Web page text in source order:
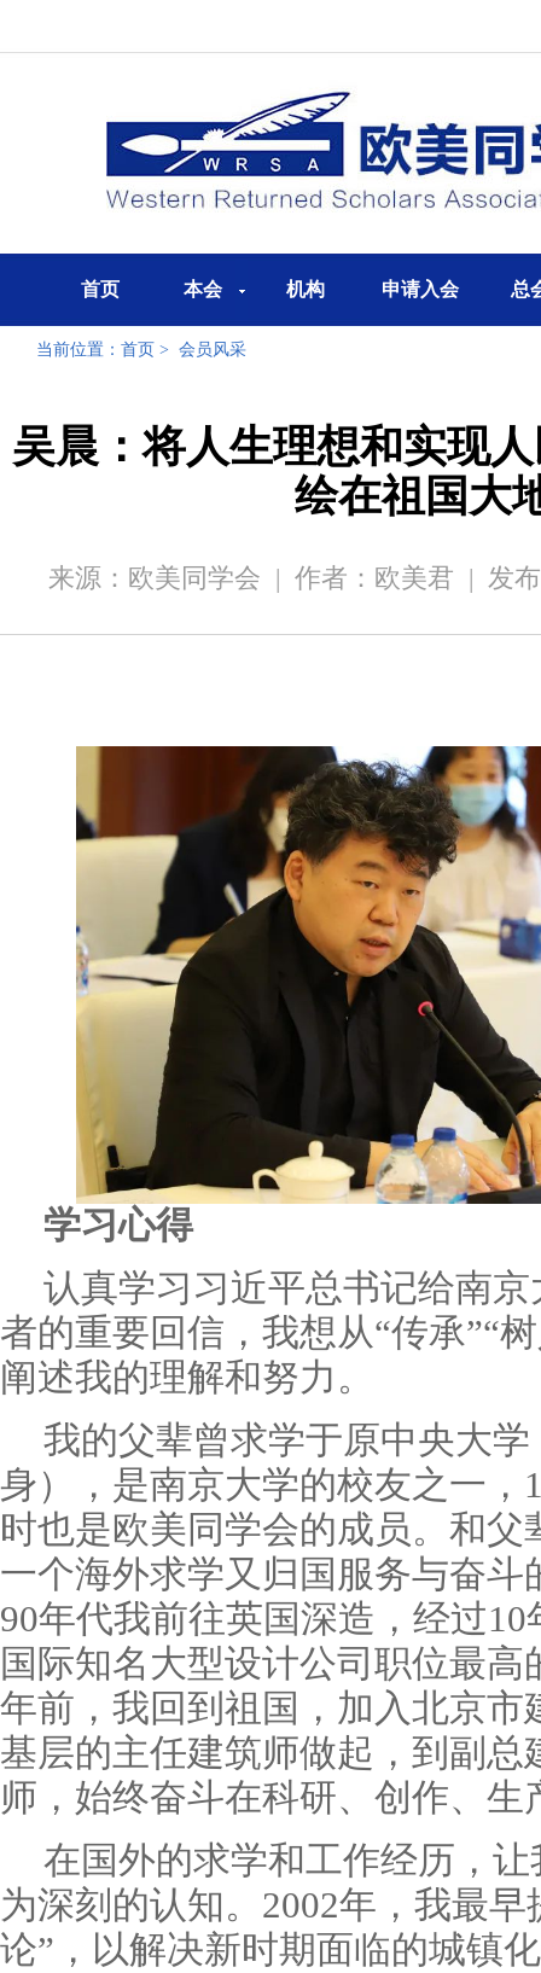
首页 本会 机构 申请入会 总
当前位置： 首页 > 会员风采
吴晨：将人生理想和实现
绘在祖国大
来源：欧美同学会 | 作者：欧美君 | 发
学习心得
认真学习习近平总书记给南
者的重要回信，我想从“传承”“
阐述我的理解和努力。
我的父辈曾求学于原中央大
身），是南京大学的校友之一，
时也是欧美同学会的成员。和父
一个海外求学又归国服务与奋斗
90年代我前往英国深造，经过
国际知名大型设计公司职位最
年前，我回到祖国，加入北京市
基层的主任建筑师做起，到副总
师，始终奋斗在科研、创作、生
在国外的求学和工作经历，
为深刻的认知。2002年，我最
论”，以解决新时期面临的城镇